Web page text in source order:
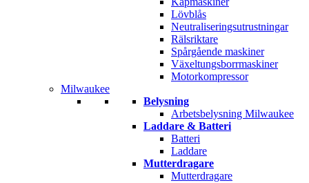
Lövblås
Neutraliseringsutrustningar
Rälsriktare
Spårgående maskiner
Växeltungsborrmaskiner
Motorkompressor
Milwaukee
Belysning
Arbetsbelysning Milwaukee
Laddare & Batteri
Batteri
Laddare
Mutterdragare
Mutterdragare